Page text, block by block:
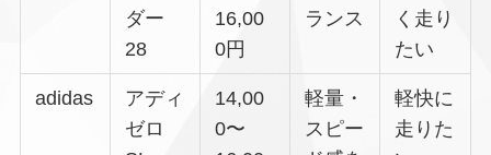
ダー
28
16,00
0円
ランス
く走り
たい
adidas
アディ
ゼロ
14,00
0〜
軽量・
スピー
軽快に
走りた